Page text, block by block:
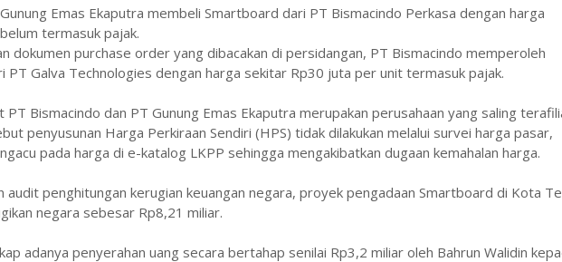
Emas Ekaputra membeli Smartboard dari PT Bismacindo Perkasa dengan harga
termasuk pajak.
dokumen purchase order yang dibacakan di persidangan, PT Bismacindo memperoleh
Galva Technologies dengan harga sekitar Rp30 juta per unit termasuk pajak.
PT Bismacindo dan PT Gunung Emas Ekaputra merupakan perusahaan yang saling
penyusunan Harga Perkiraan Sendiri (HPS) tidak dilakukan melalui survei harga pasar,
pada harga di e-katalog LKPP sehingga mengakibatkan dugaan kemahalan harga.
audit penghitungan kerugian keuangan negara, proyek pengadaan Smartboard di Kota
negara sebesar Rp8,21 miliar.
adanya penyerahan uang secara bertahap senilai Rp3,2 miliar oleh Bahrun Walidin